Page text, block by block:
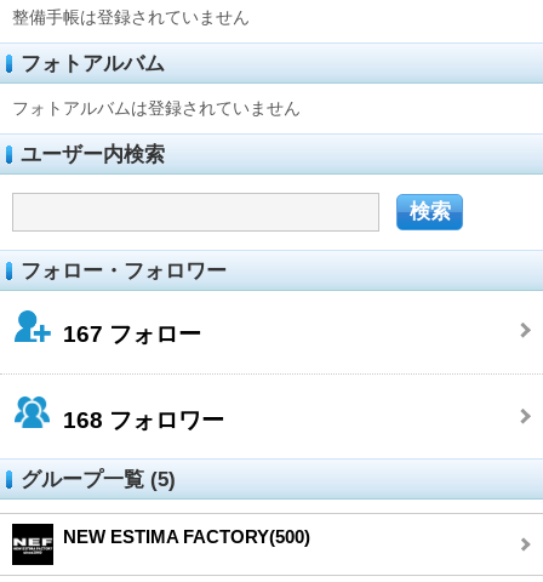
整備手帳は登録されていません
フォトアルバム
フォトアルバムは登録されていません
ユーザー内検索
フォロー・フォロワー
167 フォロー
168 フォロワー
グループ一覧 (5)
NEW ESTIMA FACTORY(500)